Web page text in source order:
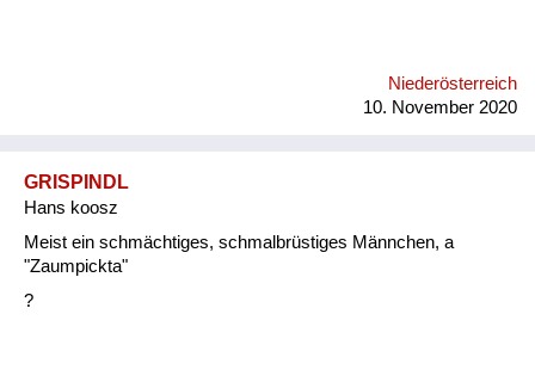
Niederösterreich
10. November 2020
GRISPINDL
Hans koosz
Meist ein schmächtiges, schmalbrüstiges Männchen, a
"Zaumpickta"
?